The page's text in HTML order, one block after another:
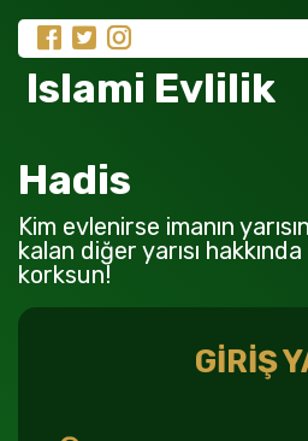
Islami Evlilik
Hadis
Kim evlenirse imanın
kalan diğer yarısı
korksun!
GİRİŞ